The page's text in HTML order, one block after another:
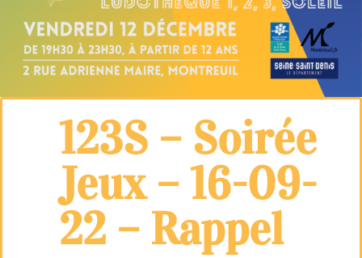
123S – Soirée
Jeux – 16-09-
22 – Rappel